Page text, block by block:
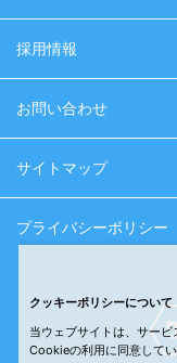
クッキーポリシーについて
当ウェブサイトは、サー
Cookieの利用に同意して
採用情報
お問い合わせ
サイトマップ
プライバシーポリシー